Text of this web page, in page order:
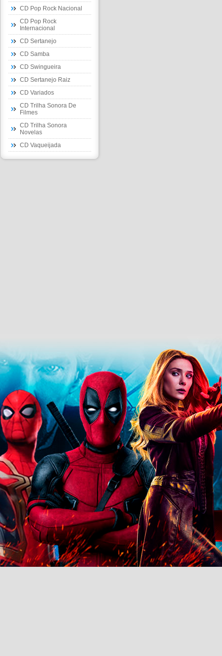
CD Pop Rock Nacional
CD Pop Rock
Internacional
CD Sertanejo
CD Samba
CD Swingueira
CD Sertanejo Raiz
CD Variados
CD Trilha Sonora De
Filmes
CD Trilha Sonora
Novelas
CD Vaqueijada